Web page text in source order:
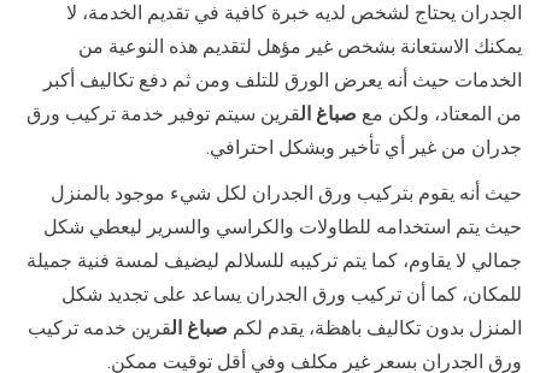
الجدران يحتاج لشخص لديه خبرة كافية في تقديم الخدمة، لا
يمكنك الاستعانة بشخص غير مؤهل لتقديم هذه النوعية من
الخدمات حيث أنه يعرض الورق للتلف ومن ثم دفع تكاليف أكبر
من المعتاد، ولكن مع صباغ القرين سيتم توفير خدمة تركيب ورق
جدران من غير أي تأخير وبشكل احترافي.
حيث أنه يقوم بتركيب ورق الجدران لكل شيء موجود بالمنزل
حيث يتم استخدامه للطاولات والكراسي والسرير ليعطي شكل
جمالي لا يقاوم، كما يتم تركيبه للسلالم ليضيف لمسة فنية جميلة
للمكان، كما أن تركيب ورق الجدران يساعد على تجديد شكل
المنزل بدون تكاليف باهظة، يقدم لكم صباغ القرين خدمه تركيب
ورق الجدران بسعر غير مكلف وفي أقل توقيت ممكن.